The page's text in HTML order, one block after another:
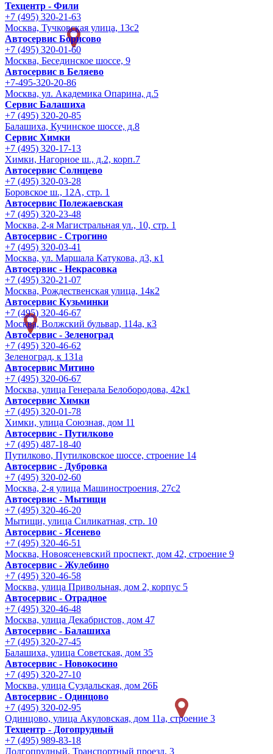
Техцентр - Фили
+7 (495) 320-21-63
Москва, Тучковская улица, 13с2
Автосервис Борисово
+7 (495) 320-01-60
Москва, Бесединское шоссе, 9
Автосервис в Беляево
+7-495-320-20-86
Москва, ул. Академика Опарина, д.5
Сервис Балашиха
+7 (495) 320-20-85
Балашиха, Кучинское шоссе, д.8
Сервис Химки
+7 (495) 320-17-13
Химки, Нагорное ш., д.2, корп.7
Автосервис Солнцево
+7 (495) 320-03-28
Боровское ш., 12А, стр. 1
Автосервис Полежаевская
+7 (495) 320-23-48
Москва, 2-я Магистральная ул., 10, стр. 1
Автосервис - Строгино
+7 (495) 320-03-41
Москва, ул. Маршала Катукова, д3, к1
Автосервис - Некрасовка
+7 (495) 320-21-07
Москва, Рождественская улица, 14к2
Автосервис Кузьминки
+7 (495) 320-46-67
Москва, Волжский бульвар, 114а, к3
Автосервис - Зеленоград
+7 (495) 320-46-62
Зеленоград, к 131а
Автосервис Митино
+7 (495) 320-06-67
Москва, улица Генерала Белобородова, 42к1
Автосервис Химки
+7 (495) 320-01-78
Химки, улица Союзная, дом 11
Автосервис - Путилково
+7 (495) 487-18-40
Путилково, Путилковское шоссе, строение 14
Автосервис - Дубровка
+7 (495) 320-02-60
Москва, 2-я улица Машиностроения, 27с2
Автосервис - Мытищи
+7 (495) 320-46-20
Мытищи, улица Силикатная, стр. 10
Автосервис - Ясенево
+7 (495) 320-46-51
Москва, Новоясеневский проспект, дом 42, строение 9
Автосервис - Жулебино
+7 (495) 320-46-58
Москва, улица Привольная, дом 2, корпус 5
Автосервис - Отрадное
+7 (495) 320-46-48
Москва, улица Декабристов, дом 47
Автосервис - Балашиха
+7 (495) 320-27-45
Балашиха, улица Советская, дом 35
Автосервис - Новокосино
+7 (495) 320-27-10
Москва, улица Суздальская, дом 26Б
Автосервис - Одинцово
+7 (495) 320-02-95
Одинцово, улица Акуловская, дом 11а, строение 3
Техцентр - Догопрудный
+7 (495) 989-83-18
Долгопрудный, Транспортный проезд, 3